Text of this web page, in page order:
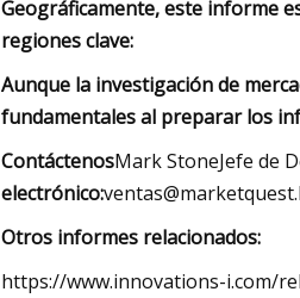
Geográficamente, este informe
regiones clave:
Aunque la investigación de
fundamentales al preparar los
ContáctenosMark StoneJefe de
electrónico:
Otros informes relacionados:
https://www.innovations-i.com/